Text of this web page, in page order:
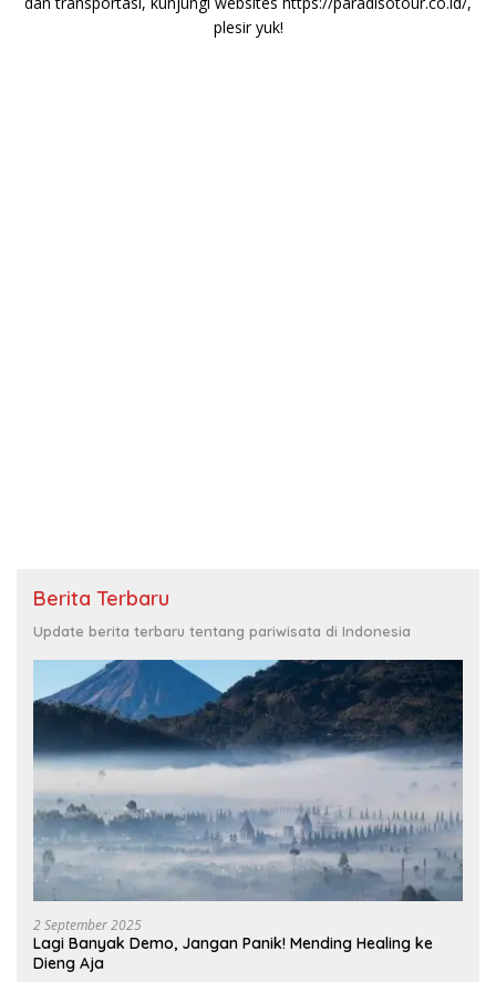
plesir yuk!
Berita Terbaru
Update berita terbaru tentang pariwisata di Indonesia
2 September 2025
Lagi Banyak Demo, Jangan Panik! Mending Healing ke
Dieng Aja